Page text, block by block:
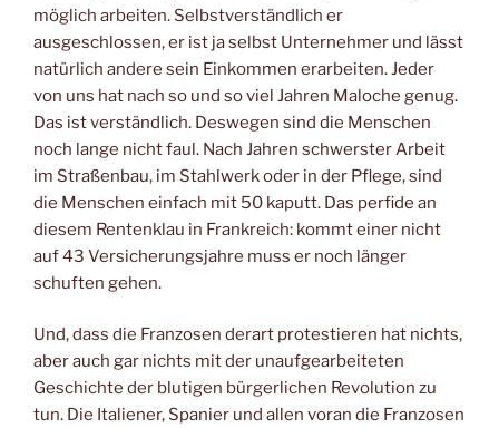
möglich arbeiten. Selbstverständlich er
ausgeschlossen, er ist ja selbst Unternehmer und lässt
natürlich andere sein Einkommen erarbeiten. Jeder
von uns hat nach so und so viel Jahren Maloche genug.
Das ist verständlich. Deswegen sind die Menschen
noch lange nicht faul. Nach Jahren schwerster Arbeit
im Straßenbau, im Stahlwerk oder in der Pflege, sind
die Menschen einfach mit 50 kaputt. Das perfide an
diesem Rentenklau in Frankreich: kommt einer nicht
auf 43 Versicherungsjahre muss er noch länger
schuften gehen.
Und, dass die Franzosen derart protestieren hat nichts,
aber auch gar nichts mit der unaufgearbeiteten
Geschichte der blutigen bürgerlichen Revolution zu
tun. Die Italiener, Spanier und allen voran die Franzosen